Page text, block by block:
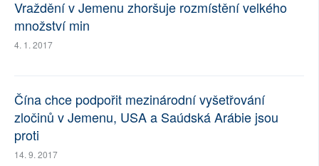
Vraždění v Jemenu zhoršuje rozmístění velkého
množství min
4. 1. 2017
Čína chce podpořit mezinárodní vyšetřování
zločinů v Jemenu, USA a Saúdská Arábie jsou
proti
14. 9. 2017